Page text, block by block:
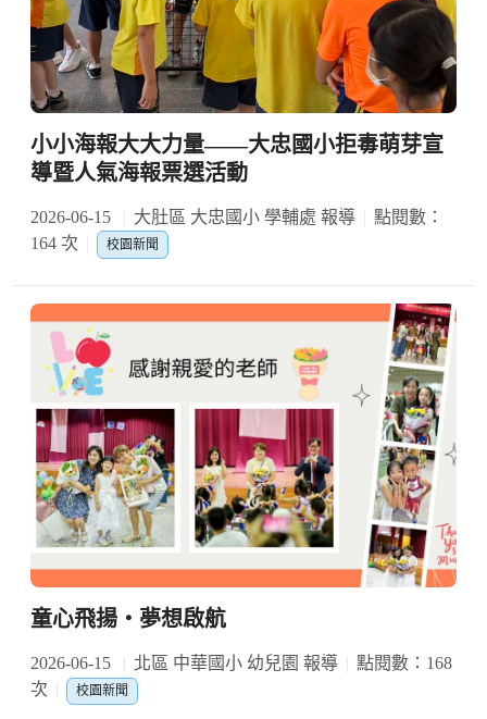
小小海報大大力量——大忠國小拒毒萌芽宣
導暨人氣海報票選活動
2026-06-15 大肚區 大忠國小 學輔處 報導
點閱數：
164 次
校園新聞
童心飛揚・夢想啟航
2026-06-15 北區 中華國小 幼兒園 報導
點閱數：168
次
校園新聞